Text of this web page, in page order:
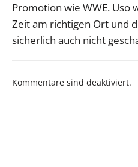
Promotion wie WWE. Uso
Zeit am richtigen Ort und
sicherlich auch nicht
Kommentare sind deaktiviert.